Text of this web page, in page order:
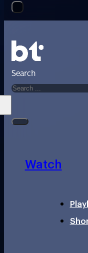
Search
Watch